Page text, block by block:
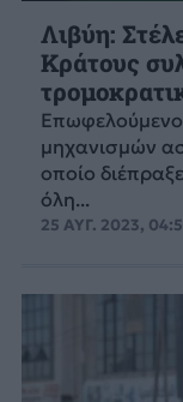
Λιβύη:
Κράτους
μηχανισμών
οποίο
όλη...
25 ΑΥΓ. 2023,